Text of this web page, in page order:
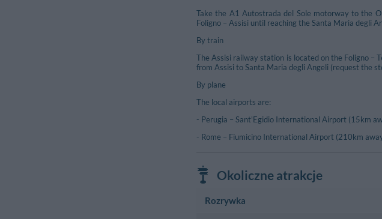
Take the A1 Autostrada del Sole motorway to the
Foligno – Assisi until reaching the Santa Maria degli
By train
The Assisi railway station is located on the Foligno –
from Assisi to Santa Maria degli Angeli (request the
By plane
The local airports are:
- Perugia – Sant'Egidio International Airport (15km
- Rome – Fiumicino International Airport (210km
Okoliczne atrakcje
Rozrywka